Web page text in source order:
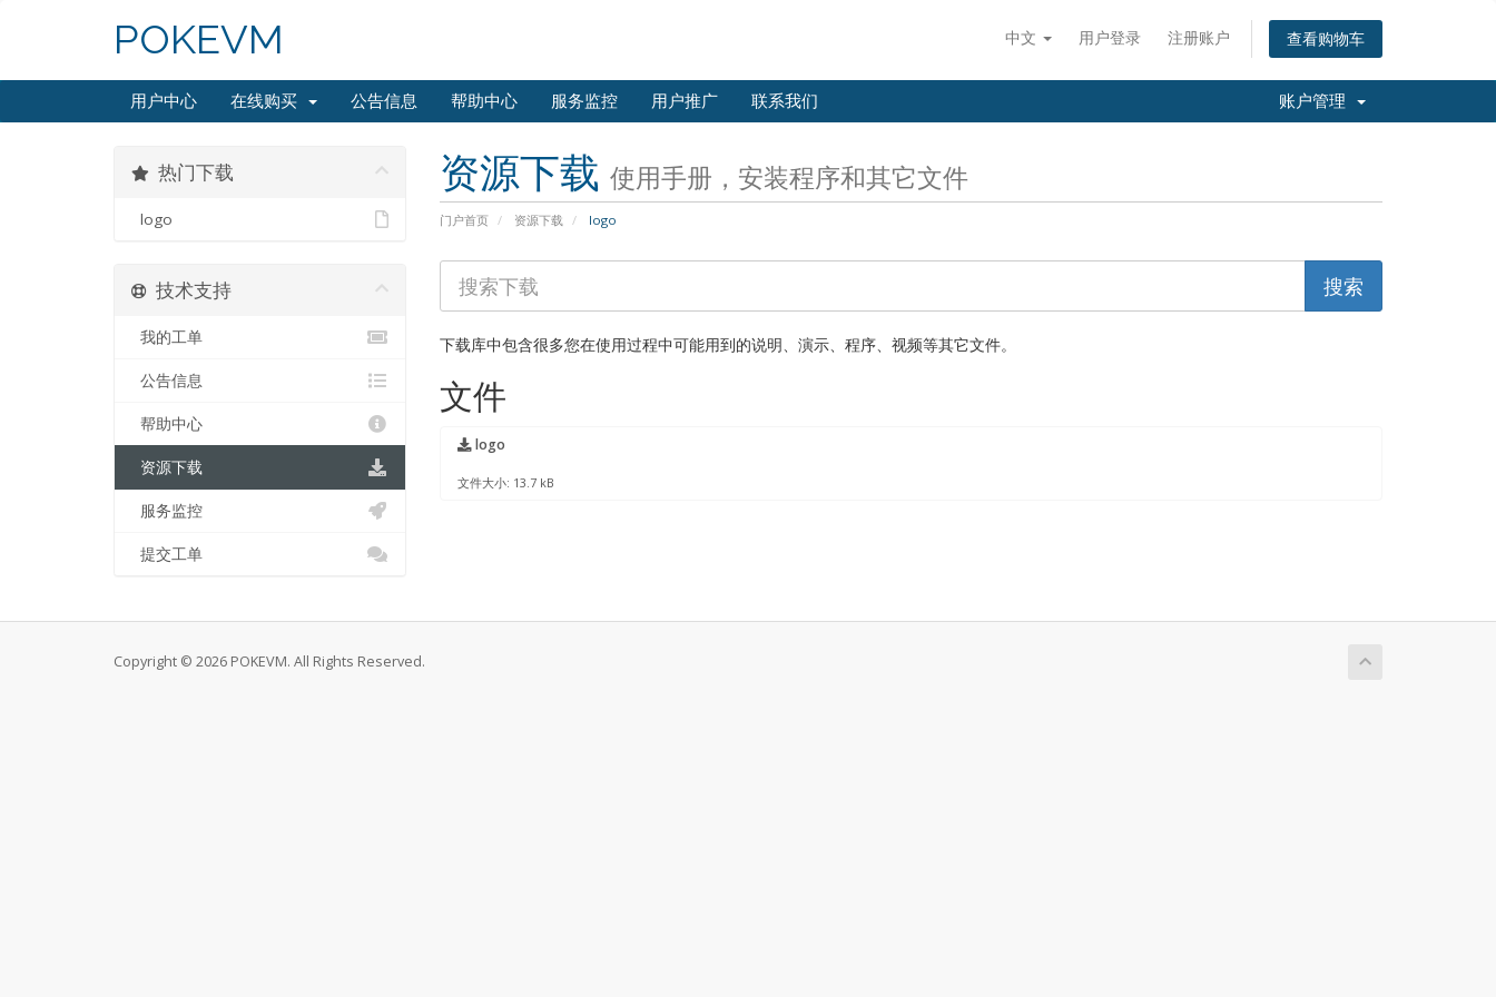
中文 用户登录 注册账户 查看购物车
POKEVM
用户中心 在线购买 公告信息 帮助中心 服务监控 用户推广 联系我们 账户管理
资源下载 使用手册，安装程序和其它文件
门户首页 资源下载 logo
下载库中包含很多您在使用过程中可能用到的说明、演示、程序、视频等其它文件。
文件
logo
文件大小: 13.7 kB
热门下载
logo
技术支持
我的工单
公告信息
帮助中心
资源下载
服务监控
提交工单
Copyright © 2026 POKEVM. All Rights Reserved.